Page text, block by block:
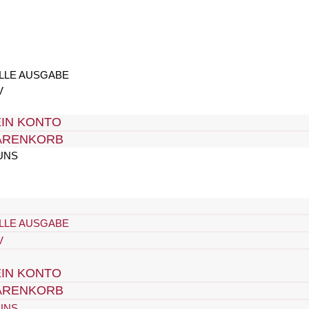
AUSGABE
KONTO
AUSGABE
KONTO